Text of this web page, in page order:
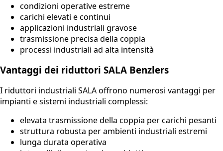
condizioni operative estreme
carichi elevati e continui
applicazioni industriali gravose
trasmissione precisa della coppia
processi industriali ad alta intensità
Vantaggi dei riduttori SALA Benzlers
I riduttori industriali SALA offrono numerosi vantaggi per
impianti e sistemi industriali complessi:
elevata trasmissione della coppia per carichi pesanti
struttura robusta per ambienti industriali estremi
lunga durata operativa